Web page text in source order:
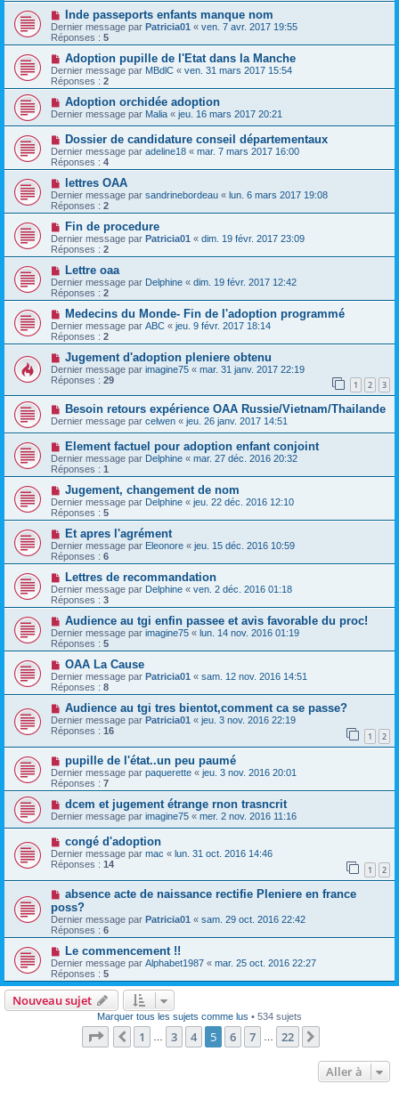
Inde passeports enfants manque nom
Dernier message par Patricia01 « ven. 7 avr. 2017 19:55
Réponses : 5
Adoption pupille de l'Etat dans la Manche
Dernier message par MBdlC « ven. 31 mars 2017 15:54
Réponses : 2
Adoption orchidée adoption
Dernier message par Malia « jeu. 16 mars 2017 20:21
Dossier de candidature conseil départementaux
Dernier message par adeline18 « mar. 7 mars 2017 16:00
Réponses : 4
lettres OAA
Dernier message par sandrinebordeau « lun. 6 mars 2017 19:08
Réponses : 2
Fin de procedure
Dernier message par Patricia01 « dim. 19 févr. 2017 23:09
Réponses : 2
Lettre oaa
Dernier message par Delphine « dim. 19 févr. 2017 12:42
Réponses : 2
Medecins du Monde- Fin de l'adoption programmé
Dernier message par ABC « jeu. 9 févr. 2017 18:14
Réponses : 2
Jugement d'adoption pleniere obtenu
Dernier message par imagine75 « mar. 31 janv. 2017 22:19
Réponses : 29 1 2 3
Besoin retours expérience OAA Russie/Vietnam/Thailande
Dernier message par celwen « jeu. 26 janv. 2017 14:51
Element factuel pour adoption enfant conjoint
Dernier message par Delphine « mar. 27 déc. 2016 20:32
Réponses : 1
Jugement, changement de nom
Dernier message par Delphine « jeu. 22 déc. 2016 12:10
Réponses : 5
Et apres l'agrément
Dernier message par Eleonore « jeu. 15 déc. 2016 10:59
Réponses : 6
Lettres de recommandation
Dernier message par Delphine « ven. 2 déc. 2016 01:18
Réponses : 3
Audience au tgi enfin passee et avis favorable du proc!
Dernier message par imagine75 « lun. 14 nov. 2016 01:19
Réponses : 5
OAA La Cause
Dernier message par Patricia01 « sam. 12 nov. 2016 14:51
Réponses : 8
Audience au tgi tres bientot,comment ca se passe?
Dernier message par Patricia01 « jeu. 3 nov. 2016 22:19
Réponses : 16 1 2
pupille de l'état..un peu paumé
Dernier message par paquerette « jeu. 3 nov. 2016 20:01
Réponses : 7
dcem et jugement étrange rnon trasncrit
Dernier message par imagine75 « mer. 2 nov. 2016 11:16
congé d'adoption
Dernier message par mac « lun. 31 oct. 2016 14:46
Réponses : 14 1 2
absence acte de naissance rectifie Pleniere en france
poss?
Dernier message par Patricia01 « sam. 29 oct. 2016 22:42
Réponses : 6
Le commencement !!
Dernier message par Alphabet1987 « mar. 25 oct. 2016 22:27
Réponses : 5
Nouveau sujet
Marquer tous les sujets comme lus • 534 sujets
Page sur 22
Précédente
1 3 4 5 6 7 22
Aller à